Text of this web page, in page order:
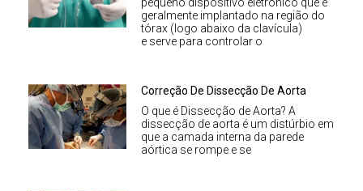
geralmente implantado na região do
tórax (logo abaixo da clavícula)
e serve para controlar o
Correção De Dissecção De Aorta
O que é Dissecção de Aorta? A
dissecção de aorta é um distúrbio em
que a camada interna da parede
aórtica se rompe e se